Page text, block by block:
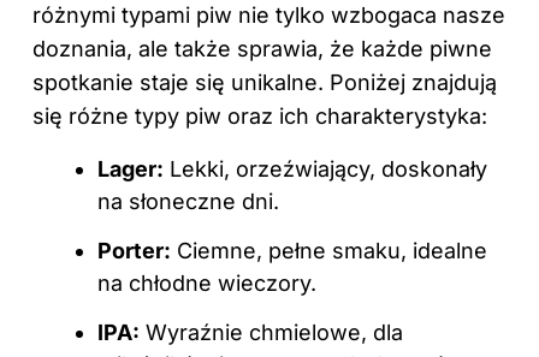
różnymi typami piw nie tylko wzbogaca nasze
doznania, ale także sprawia, że każde piwne
spotkanie staje się unikalne. Poniżej znajdują
się różne typy piw oraz ich charakterystyka:
Lager: Lekki, orzeźwiający, doskonały
na słoneczne dni.
Porter: Ciemne, pełne smaku, idealne
na chłodne wieczory.
IPA: Wyraźnie chmielowe, dla